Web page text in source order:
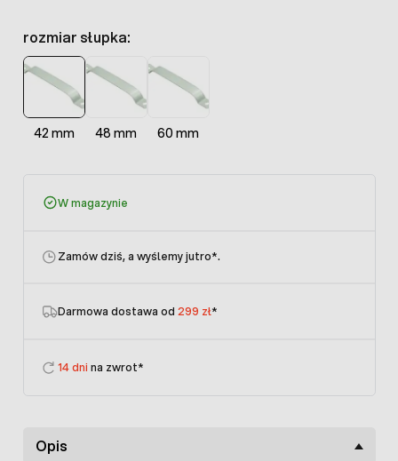
rozmiar słupka:
42 mm 48 mm 60 mm
W magazynie
Zamów dziś, a wyślemy jutro*.
Darmowa dostawa od 299 zł*
14 dni na zwrot*
Opis